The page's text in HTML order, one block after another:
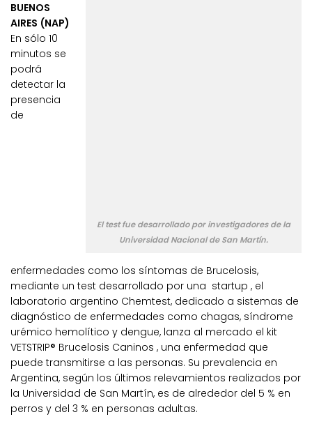
El test fue desarrollado por investigadores de la
Universidad Nacional de San Martín.
BUENOS
AIRES (NAP)
En sólo 10
minutos se
podrá
detectar la
presencia
de
enfermedades como los síntomas de Brucelosis,
mediante un test desarrollado por una startup , el
laboratorio argentino Chemtest, dedicado a sistemas de
diagnóstico de enfermedades como chagas, síndrome
urémico hemolítico y dengue, lanza al mercado el kit
VETSTRIP® Brucelosis Caninos , una enfermedad que
puede transmitirse a las personas. Su prevalencia en
Argentina, según los últimos relevamientos realizados por
la Universidad de San Martín, es de alrededor del 5 % en
perros y del 3 % en personas adultas.